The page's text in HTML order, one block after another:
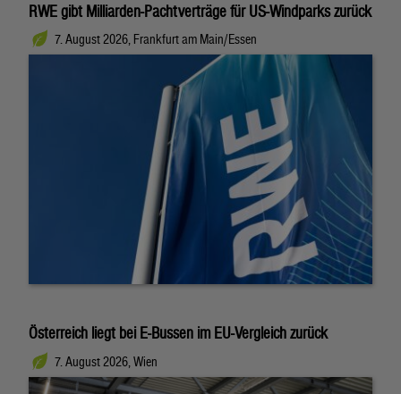
RWE gibt Milliarden-Pachtverträge für US-Windparks zurück
7. August 2026, Frankfurt am Main/Essen
Österreich liegt bei E-Bussen im EU-Vergleich zurück
7. August 2026, Wien